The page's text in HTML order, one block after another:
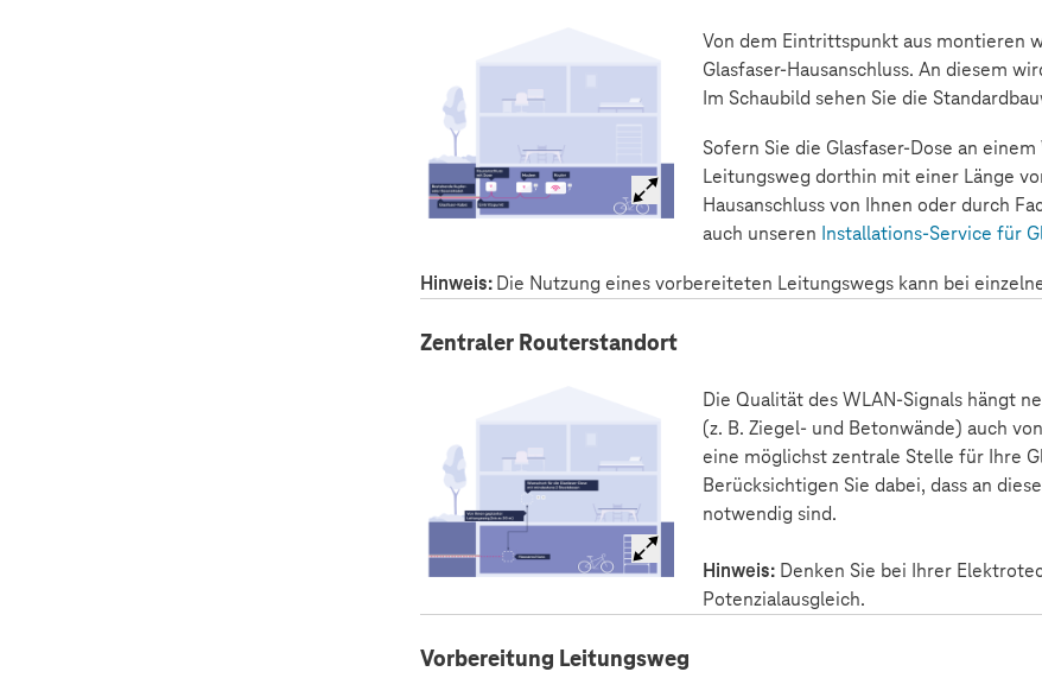
Von dem Eintrittspunkt aus montieren
Glasfaser-Hausanschluss. An diesem
Im Schaubild sehen Sie die
Sofern Sie die Glasfaser-Dose an
Leitungsweg dorthin mit einer Länge
Hausanschluss von Ihnen oder durch
auch unseren Installations-Service für
Hinweis:Die Nutzung eines vorbereiteten Leitungswegs kann bei
Zentraler Routerstandort
Die Qualität des WLAN-Signals hängt
(z. B. Ziegel- und Betonwände) auch
eine möglichst zentrale Stelle für Ihre
Berücksichtigen Sie dabei, dass an
notwendig sind.
Hinweis: Denken Sie bei Ihrer
Potenzialausgleich.
Vorbereitung Leitungsweg